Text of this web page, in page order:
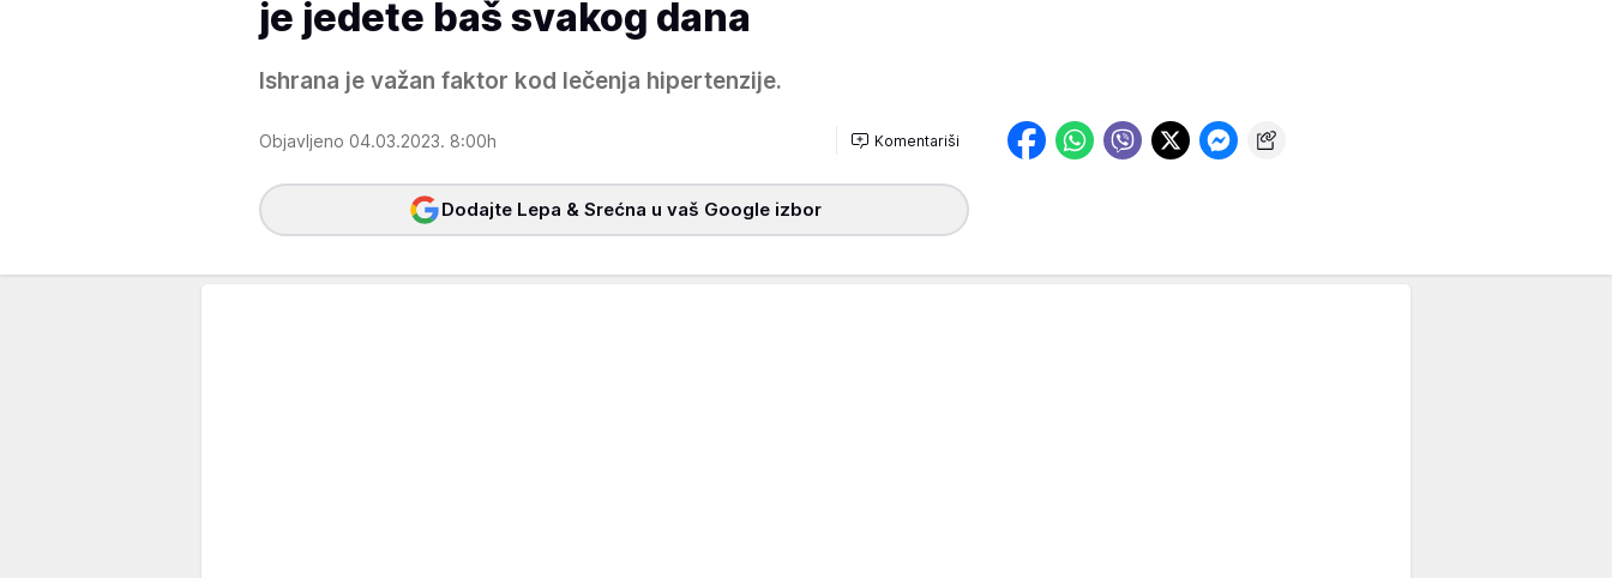
je jedete baš svakog dana
Ishrana je važan faktor kod lečenja hipertenzije.
Objavljeno 04.03.2023. 8:00h Komentariši
Dodajte Lepa & Srećna u vaš Google izbor